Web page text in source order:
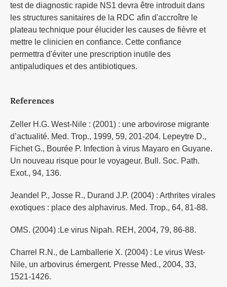
test de diagnostic rapide NS1 devra être introduit dans
les structures sanitaires de la RDC afin d'accroître le
plateau technique pour élucider les causes de fièvre et
mettre le clinicien en confiance. Cette confiance
permettra d'éviter une prescription inutile des
antipaludiques et des antibiotiques.
References
Zeller H.G. West-Nile : (2001) : une arbovirose migrante
d’actualité. Med. Trop., 1999, 59, 201-204. Lepeytre D.,
Fichet G., Bourée P. Infection à virus Mayaro en Guyane.
Un nouveau risque pour le voyageur. Bull. Soc. Path.
Exot., 94, 136.
Jeandel P., Josse R., Durand J.P. (2004) : Arthrites virales
exotiques : place des alphavirus. Med. Trop., 64, 81-88.
OMS. (2004) :Le virus Nipah. REH, 2004, 79, 86-88.
Charrel R.N., de Lamballerie X. (2004) : Le virus West-
Nile, un arbovirus émergent. Presse Med., 2004, 33,
1521-1426.